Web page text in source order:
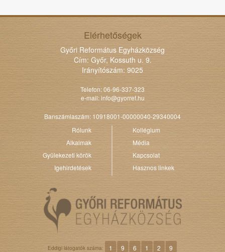
Elérhetőségek
Győri Református Egyházközség
Cím: Győr, Kossuth u. 9.
Irányítószám: 9025
Telefon: 06-96-337-323
e-mail:info@gyorref.hu
Banszámlaszám: 10918001-00000040-29340004
Rólunk
Alkalmak
Gyülekezeti körök
Igehirdetések
Kollégium
Média
Kapcsolat
Hasznos linkek
Eddigi látogatók száma: 1 9 6 1 2 9